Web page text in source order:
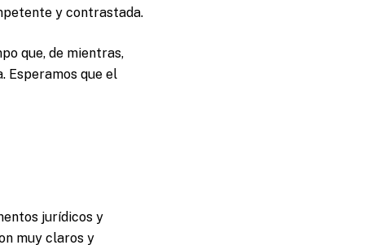
y contrastada.
que, de mientras,
Esperamos que el
jurídicos y
muy claros y